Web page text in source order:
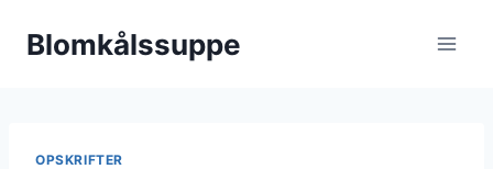
Blomkålssuppe
OPSKRIFTER